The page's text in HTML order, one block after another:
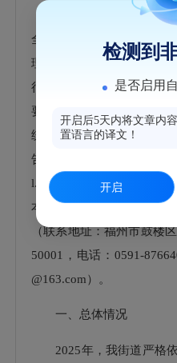
（国办公开办函〔2021〕
全文由“总体情况”“主动公
理政府信息公开申请情况
行政诉讼情况”“存在的主
要报告的事项”六个部分
统计时限为2025年1月1日
告在“福州市鼓楼区人民政
l.gov.cn）公布，并报送鼓
本报告如有疑问，可与鼓
（联系地址：福州市鼓楼
50001，电话：0591-
@163.com）。
一、总体情况
2025年，我街道严格依
检测到
是否启用
开启后5天内将文章内
置语言的译文！
开启